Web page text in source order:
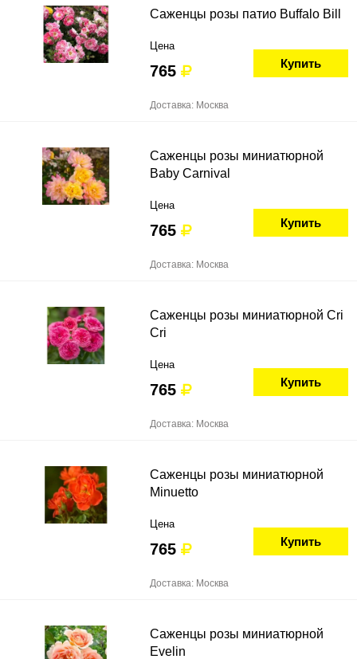
Саженцы розы патио Buffalo Bill
Цена
765 Купить
Доставка: Москва
Саженцы розы миниатюрной
Baby Carnival
Цена
765 Купить
Доставка: Москва
Саженцы розы миниатюрной Cri
Cri
Цена
765 Купить
Доставка: Москва
Саженцы розы миниатюрной
Minuetto
Цена
765 Купить
Доставка: Москва
Саженцы розы миниатюрной
Evelin